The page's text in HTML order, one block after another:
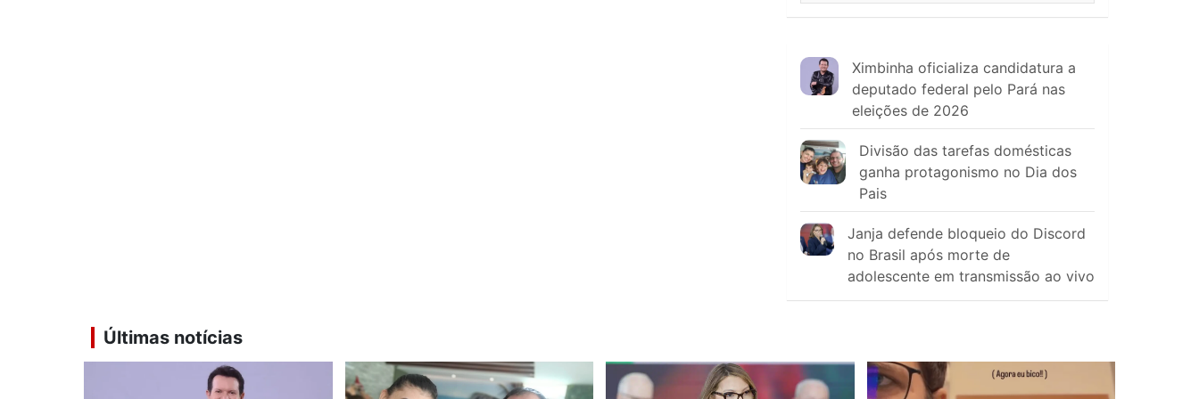
Ximbinha oficializa candidatura a
deputado federal pelo Pará nas
eleições de 2026
Divisão das tarefas domésticas
ganha protagonismo no Dia dos
Pais
Janja defende bloqueio do Discord
no Brasil após morte de
adolescente em transmissão ao vivo
Últimas notícias